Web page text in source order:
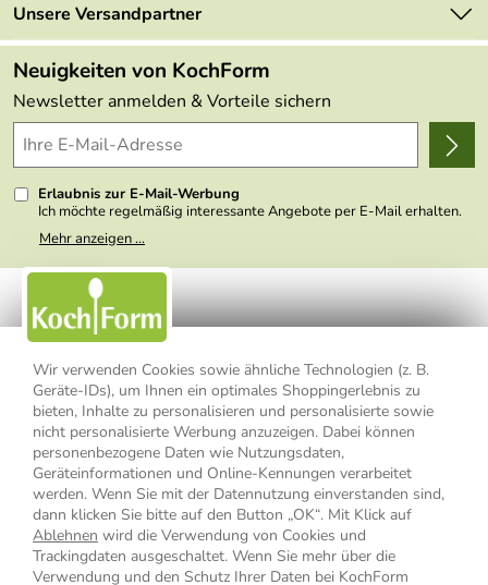
Wir verwenden Cookies sowie ähnliche Technologien (z. B.
Geräte-IDs), um Ihnen ein optimales Shoppingerlebnis zu
bieten, Inhalte zu personalisieren und personalisierte sowie
nicht personalisierte Werbung anzuzeigen. Dabei können
personenbezogene Daten wie Nutzungsdaten,
Geräteinformationen und Online-Kennungen verarbeitet
werden. Wenn Sie mit der Datennutzung einverstanden sind,
dann klicken Sie bitte auf den Button „OK“. Mit Klick auf
Ablehnen wird die Verwendung von Cookies und
Trackingdaten ausgeschaltet. Wenn Sie mehr über die
Verwendung und den Schutz Ihrer Daten bei KochForm
Retourenportal
FAQs
Lieferbedingungen
Delivery Terms
Kundenlogin
Angebote
Made in Germany
Themen
Wir über uns
Presse
Unsere Versandpartner
Neuigkeiten von KochForm
Newsletter anmelden & Vorteile sichern
Erlaubnis zur E-Mail-Werbung
Ich möchte regelmäßig interessante Angebote per E-Mail erhalten.
Meine E-Mail-Adresse wird nicht an andere Unternehmen
weitergegeben. Zu statistischen Zwecken wird in anonymer Form
nicht erkennbar, welche konkrete Person geklickt hat. Diese
Einwilligung zur Nutzung meiner E-Mail- Adresse für Werbezwecke
kann ich jederzeit mit Wirkung für die Zukunft widerrufen, indem ich
den Link "Abmelden" am Ende des Newsletters anklicke oder die
Option Newsletter im Mitgliederbereich deaktiviere. Die
Mehr anzeigen ...
Impressum Datenschutzerklärung
AGB
Widerrufsbelehrung
Widerrufsformular
Vertrag widerrufen